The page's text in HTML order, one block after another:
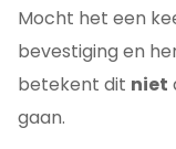
Mocht het een
bevestiging en
betekent dit niet
gaan.